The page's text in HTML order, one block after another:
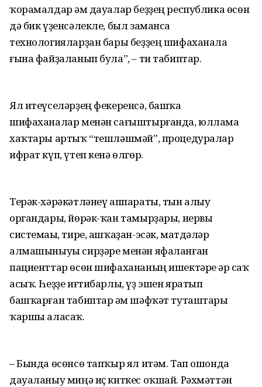
ҡорамалдар һәм дауалар беҙҙең республика өсөн
дә бик үҙенсәлекле, был заманса
технологияларҙан бары беҙҙең шифаханала
ғына файҙаланып була”, – ти табиптар.
Ял итеүселәрҙең фекеренсә, башҡа
шифаханалар менән сағыштырғанда, юллама
хаҡтары артыҡ “тешләшмәй”, процедуралар
ифрат күп, үтеп кенә өлгөр.
Терәк-хәрәкәтләнеү аппараты, тын алыу
органдары, йөрәк-ҡан тамырҙары, нервы
системаһы, тире, ашҡаҙан-эсәк, матдәләр
алмашыныуы сирҙәре менән яфаланған
пациенттар өсөн шифахананың ишектәре һәр саҡ
асыҡ. Һеҙҙе иғтибарлы, үҙ эшен яратып
башҡарған табиптар һәм шәфҡәт туташтары
ҡаршы аласаҡ.
– Бында өсөнсө тапҡыр ял итәм. Тап ошонда
дауаланыу миңә иҫ киткес оҡшай. Рәхмәттән